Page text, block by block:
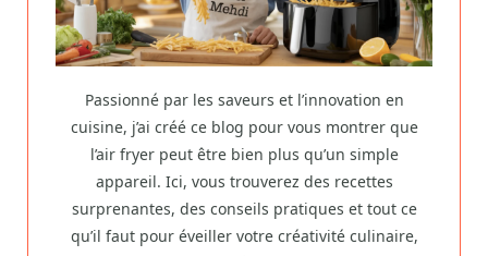
Passionné par les saveurs et l’innovation en
cuisine, j’ai créé ce blog pour vous montrer que
l’air fryer peut être bien plus qu’un simple
appareil. Ici, vous trouverez des recettes
surprenantes, des conseils pratiques et tout ce
qu’il faut pour éveiller votre créativité culinaire,